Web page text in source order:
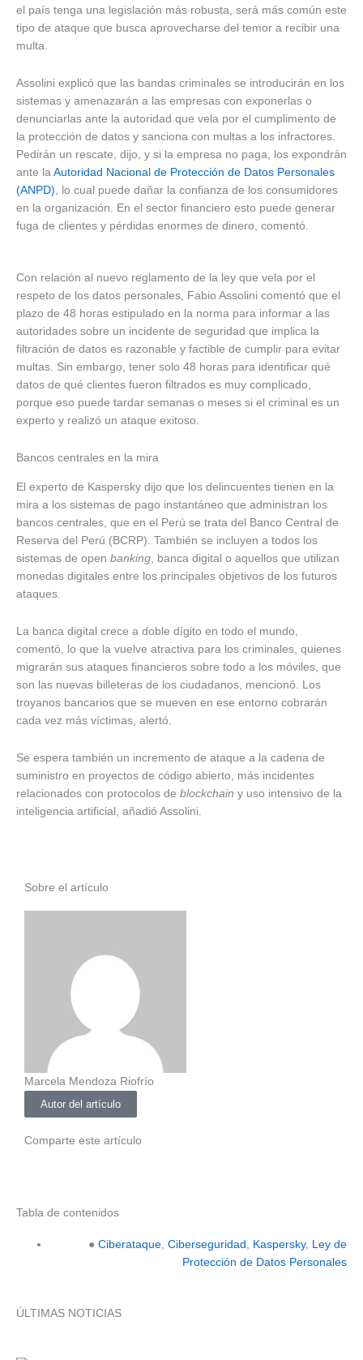
el país tenga una legislación más robusta, será más común este
tipo de ataque que busca aprovecharse del temor a recibir una
multa.
Assolini explicó que las bandas criminales se introducirán en los
sistemas y amenazarán a las empresas con exponerlas o
denunciarlas ante la autoridad que vela por el cumplimento de
la protección de datos y sanciona con multas a los infractores.
Pedirán un rescate, dijo, y si la empresa no paga, los expondrán
ante la Autoridad Nacional de Protección de Datos Personales
(ANPD), lo cual puede dañar la confianza de los consumidores
en la organización. En el sector financiero esto puede generar
fuga de clientes y pérdidas enormes de dinero, comentó.
Con relación al nuevo reglamento de la ley que vela por el
respeto de los datos personales, Fabio Assolini comentó que el
plazo de 48 horas estipulado en la norma para informar a las
autoridades sobre un incidente de seguridad que implica la
filtración de datos es razonable y factible de cumplir para evitar
multas. Sin embargo, tener solo 48 horas para identificar qué
datos de qué clientes fueron filtrados es muy complicado,
porque eso puede tardar semanas o meses si el criminal es un
experto y realizó un ataque exitoso.
Bancos centrales en la mira
El experto de Kaspersky dijo que los delincuentes tienen en la
mira a los sistemas de pago instantáneo que administran los
bancos centrales, que en el Perú se trata del Banco Central de
Reserva del Perú (BCRP). También se incluyen a todos los
sistemas de open banking, banca digital o aquellos que utilizan
monedas digitales entre los principales objetivos de los futuros
ataques.
La banca digital crece a doble dígito en todo el mundo,
comentó, lo que la vuelve atractiva para los criminales, quienes
migrarán sus ataques financieros sobre todo a los móviles, que
son las nuevas billeteras de los ciudadanos, mencionó. Los
troyanos bancarios que se mueven en ese entorno cobrarán
cada vez más víctimas, alertó.
Se espera también un incremento de ataque a la cadena de
suministro en proyectos de código abierto, más incidentes
relacionados con protocolos de blockchain y uso intensivo de la
inteligencia artificial, añadió Assolini.
Sobre el artículo
Marcela Mendoza Riofrío
Autor del artículo
Comparte este artículo
Tabla de contenidos
● Ciberataque, Ciberseguridad , Kaspersky, Ley de
Protección de Datos Personales
ÚLTIMAS NOTICIAS